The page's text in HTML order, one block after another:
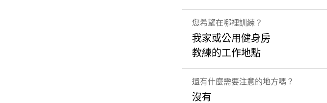
您希望在哪裡訓練？
我家或公用健身房
教練的工作地點
還有什麼需要注意的地方嗎？
沒有